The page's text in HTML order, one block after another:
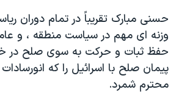
حسنی مبارک تقریباً در تمام دوران
وزنه ای مهم در سیاست منطقه ، و
حفظ ثبات و حرکت به سوی صلح در
پیمان صلح با اسرائیل را که
محترم شمرد.